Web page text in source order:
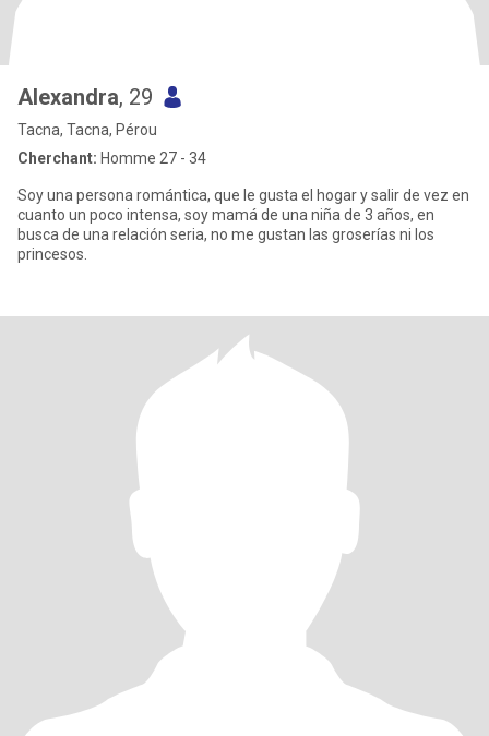
Alexandra, 29
Tacna, Tacna, Pérou
Cherchant: Homme 27 - 34
Soy una persona romántica, que le gusta el hogar y salir de vez en
cuanto un poco intensa, soy mamá de una niña de 3 años, en
busca de una relación seria, no me gustan las groserías ni los
princesos.